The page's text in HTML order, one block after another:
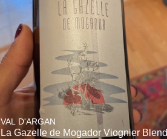
VAL D'ARGAN
La Gazelle de Mogador Viognier Blend